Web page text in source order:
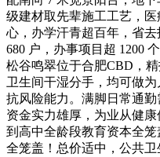
级建材取先辈施工工艺，
心，办学汗青超百年，省
680 户，办事项目超 1200
松谷鸣翠位于合肥CBD，
卫生间干湿分手，均可做
抗风险能力。满脚日常通勤
资金实力雄厚，为业从健
到高中全龄段教育资本全
全笼盖！总价适中，公共